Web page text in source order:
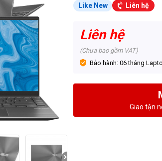
Like New
Liên hệ
Liên hệ
(Chưa bao gồm VAT)
Bảo hành: 06 tháng
Giao tận